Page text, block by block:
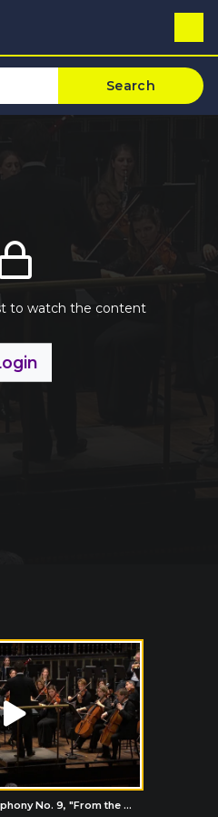
Search
to watch the content
Antonín Dvořák: Symphony No. 9, "From the New World", II. Largo